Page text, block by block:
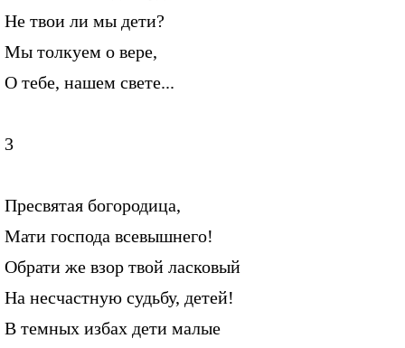
Не твои ли мы дети?
Мы толкуем о вере,
О тебе, нашем свете...
3
Пресвятая богородица,
Мати господа всевышнего!
Обрати же взор твой ласковый
На несчастную судьбу, детей!
В темных избах дети малые